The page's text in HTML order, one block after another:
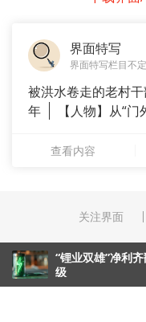
界面特写
界面特写栏目不
被洪水卷走的老村
年
【人物】从“
查看内容
关注界面
“锂业双雄”净利
级